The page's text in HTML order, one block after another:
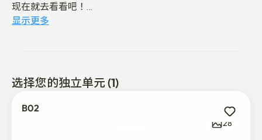
现在就去看看吧！
- 定位导航
- 位于 2 号线/3 号线临站地角，方便前往主要旅游景点
*周边便利设施
显示更多
选择您的独立单元 (1)
B02
28